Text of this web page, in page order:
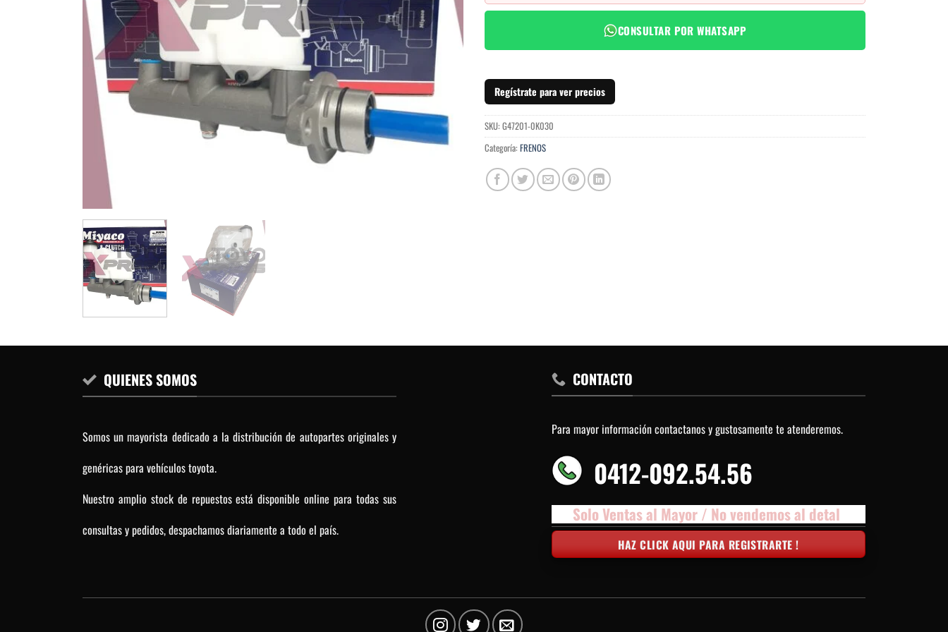
CONSULTAR POR WHATSAPP
Regístrate para ver precios
SKU: G47201-0K030
Categoría: FRENOS
QUIENES SOMOS
Somos un mayorista dedicado a la distribución de autopartes originales y
genéricas para vehículos toyota.
Nuestro amplio stock de repuestos está disponible online para todas sus
consultas y pedidos, despachamos diariamente a todo el país.
CONTACTO
Para mayor información contactanos y gustosamente te atenderemos.
0412-092.54.56
Solo Ventas al Mayor / No vendemos al detal
HAZ CLICK AQUI PARA REGISTRARTE !